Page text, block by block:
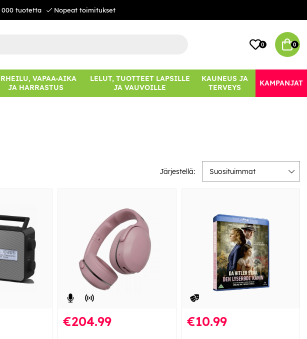
tuotetta Nopeat toimitukset
0 0
VAPAA-AIKA
JA HARRASTUS
LELUT, TUOTTEET LAPSILLE
JA VAUVOILLE
KAUNEUS JA
TERVEYS
KAMPANJAT
Järjestellä: Suosituimmat
€204.99 €10.99